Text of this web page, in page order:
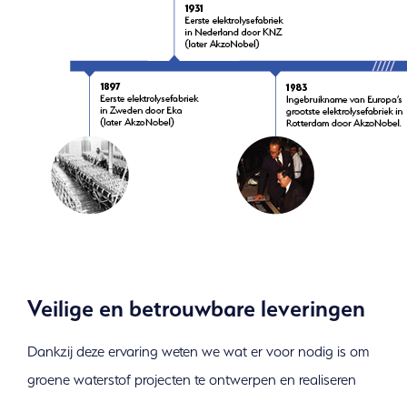
Veilige en betrouwbare leveringen
Dankzij deze ervaring weten we wat er voor nodig is om
groene waterstof projecten te ontwerpen en realiseren